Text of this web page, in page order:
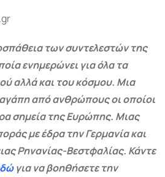
των συντελεστών της
ενημερώνει για όλα τα
αλλά και του κόσμου. Μια
από ανθρώπους οι οποίοι
σημεία της Ευρώπης. Μιας
με έδρα την Γερμανία και
Ρηνανίας-Βεστφαλίας. Κάντε
για να βοηθήσετε την